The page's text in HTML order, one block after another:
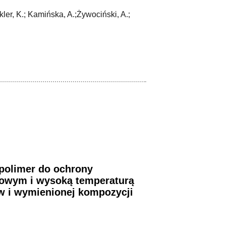
K.; Kamińska, A.;Żywociński, A.;
do ochrony
i wysoką temperaturą
i wymienionej kompozycji